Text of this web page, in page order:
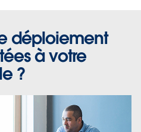
déploiement
à votre
?